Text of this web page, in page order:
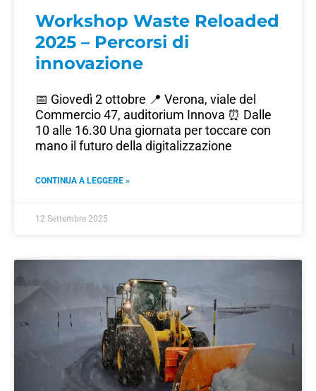
Workshop Waste Reloaded
2025 – Percorsi di
innovazione
📅 Giovedì 2 ottobre 📍 Verona, viale del
Commercio 47, auditorium Innova ⏰ Dalle
10 alle 16.30 Una giornata per toccare con
mano il futuro della digitalizzazione
CONTINUA A LEGGERE »
12 Settembre 2025